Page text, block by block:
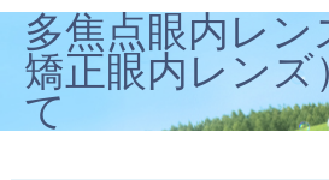
多焦点眼内レン
矯正眼内レンズ
て